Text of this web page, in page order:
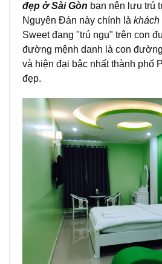
đẹp ở Sài Gòn bạn nên lưu trú
Nguyên Đán này chính là khách
Sweet đang "trú ngụ" trên con
đường mệnh danh là con
và hiện đại bậc nhất thành phố
đẹp.